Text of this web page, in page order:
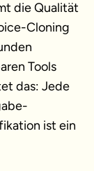
die Qualität
Cloning
Tools
das: Jede
ist ein